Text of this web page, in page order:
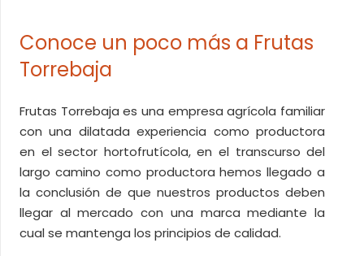
Conoce un poco más a Frutas
Torrebaja
Frutas Torrebaja es una empresa agrícola familiar
con una dilatada experiencia como productora
en el sector hortofrutícola, en el transcurso del
largo camino como productora hemos llegado a
la conclusión de que nuestros productos deben
llegar al mercado con una marca mediante la
cual se mantenga los principios de calidad.